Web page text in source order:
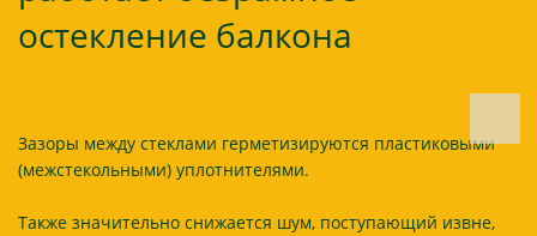
остекление балкона
Зазоры между стеклами герметизируются пластиковыми
(межстекольными) уплотнителями.
Также значительно снижается шум, поступающий извне,